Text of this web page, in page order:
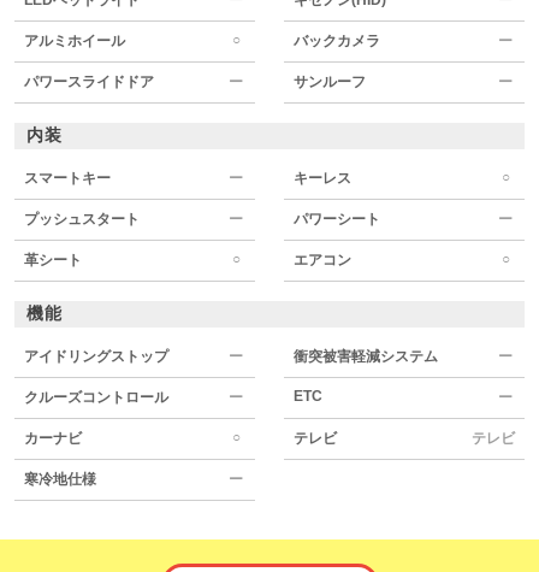
アルミホイール ○ バックカメラ ー
パワースライドドア ー サンルーフ ー
内装
スマートキー ー キーレス ○
プッシュスタート ー パワーシート ー
革シート ○ エアコン ○
機能
アイドリングストップ ー 衝突被害軽減システム ー
クルーズコントロール ー ETC ー
カーナビ ○ テレビ テレビ
寒冷地仕様 ー